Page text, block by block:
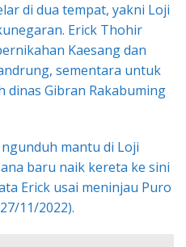
di dua tempat, yakni Loji
Erick Thohir
Kaesang dan
sementara untuk
dinas Gibran Rakabuming
mantu di Loji
baru naik kereta ke sini
Erick usai meninjau Puro
11/2022).